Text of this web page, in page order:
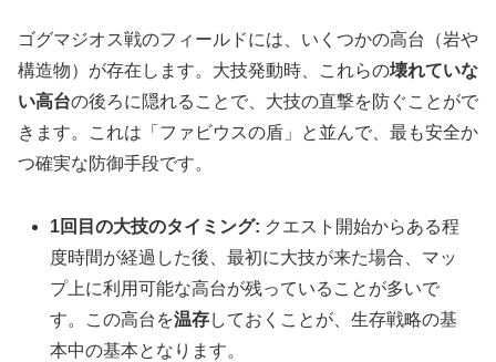
ゴグマジオス戦のフィールドには、いくつかの高台（岩や
構造物）が存在します。大技発動時、これらの壊れていな
い高台の後ろに隠れることで、大技の直撃を防ぐことがで
きます。これは「ファビウスの盾」と並んで、最も安全か
つ確実な防御手段です。
1回目の大技のタイミング: クエスト開始からある程
度時間が経過した後、最初に大技が来た場合、マッ
プ上に利用可能な高台が残っていることが多いで
す。この高台を温存しておくことが、生存戦略の基
本中の基本となります。